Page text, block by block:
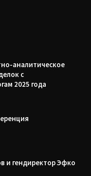
аналитическое
с
2025 года
и гендиректор Эфко